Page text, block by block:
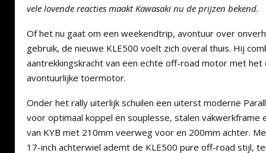
vele lovende reacties maakt Kawasaki nu de prijzen bekend.
Of het nu gaat om een weekendtrip, avontuur over
gebruik, de nieuwe KLE500 voelt zich overal thuis. Hij
aantrekkingskracht van een echte off-road motor met het
avontuurlijke toermotor.
Onder het rally uiterlijk schuilen een uiterst moderne
voor optimaal koppel en souplesse, stalen vakwerkframe
van KYB met 210mm veerweg voor en 200mm achter.
17-inch achterwiel ademt de KLE500 pure off-road stijl,